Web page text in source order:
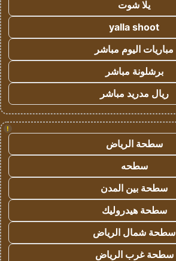
يلا شوت
yalla shoot
مباريات اليوم مباشر
برشلونة مباشر
ريال مدريد مباشر
!
سطحة الرياض
سطحه
سطحة بين المدن
سطحة هيدروليك
سطحة شمال الرياض
سطحة غرب الرياض